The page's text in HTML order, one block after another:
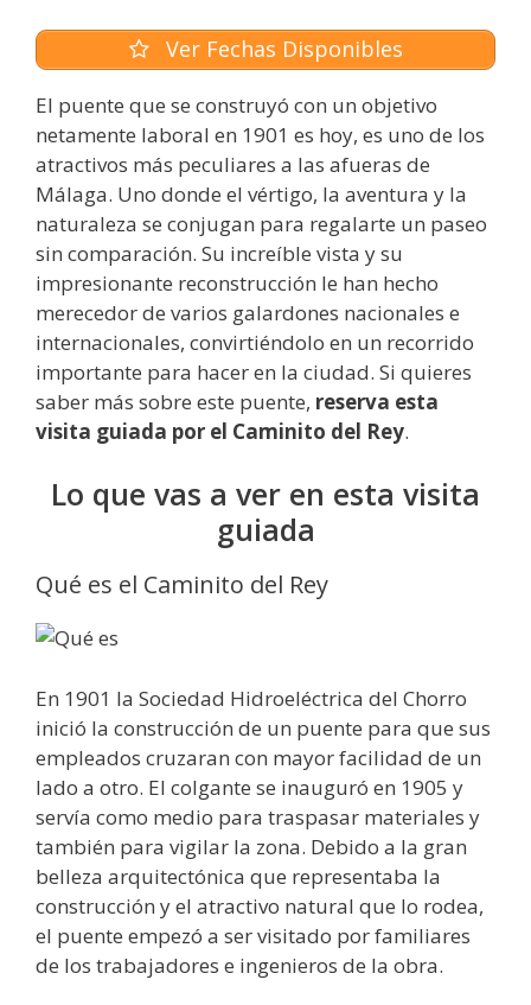
Ver Fechas Disponibles
El puente que se construyó con un objetivo
netamente laboral en 1901 es hoy, es uno de los
atractivos más peculiares a las afueras de
Málaga. Uno donde el vértigo, la aventura y la
naturaleza se conjugan para regalarte un paseo
sin comparación. Su increíble vista y su
impresionante reconstrucción le han hecho
merecedor de varios galardones nacionales e
internacionales, convirtiéndolo en un recorrido
importante para hacer en la ciudad. Si quieres
saber más sobre este puente, reserva esta
visita guiada por el Caminito del Rey.
Lo que vas a ver en esta visita
guiada
Qué es el Caminito del Rey
En 1901 la Sociedad Hidroeléctrica del Chorro
inició la construcción de un puente para que sus
empleados cruzaran con mayor facilidad de un
lado a otro. El colgante se inauguró en 1905 y
servía como medio para traspasar materiales y
también para vigilar la zona. Debido a la gran
belleza arquitectónica que representaba la
construcción y el atractivo natural que lo rodea,
el puente empezó a ser visitado por familiares
de los trabajadores e ingenieros de la obra.